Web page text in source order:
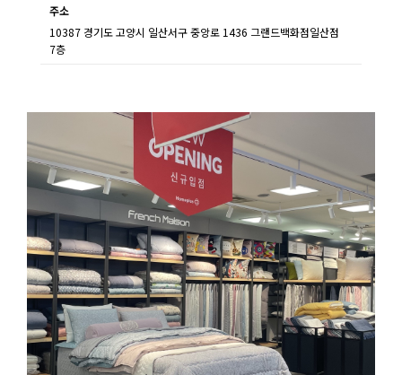
주소
10387 경기도 고양시 일산서구 중앙로 1436 그랜드백화점일산점
7층